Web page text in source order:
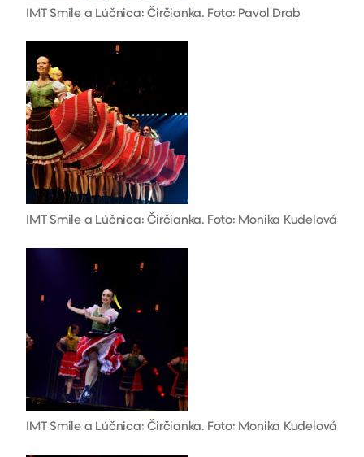
IMT Smile a Lúčnica: Čirčianka. Foto: Pavol Drab
IMT Smile a Lúčnica: Čirčianka. Foto: Monika Kudelová
IMT Smile a Lúčnica: Čirčianka. Foto: Monika Kudelová